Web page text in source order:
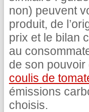
non) peuvent
produit, de
prix et le bilan
au
de son
coulis de
émissions
choisis.